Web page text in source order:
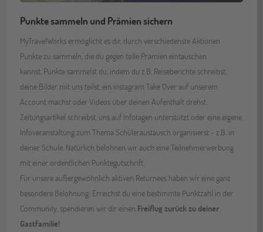
Punkte sammeln und Prämien sichern
MyTravelWorks ermöglicht es dir, durch verschiedenste Aktionen
Punkte zu sammeln, die du gegen tolle Prämien eintauschen
kannst. Punkte sammelst du, indem du z.B. Reiseberichte schreibst,
deine Bilder mit uns teilst, ein Instagram Take Over auf unserem
Account machst oder Videos über deinen Aufenthalt drehst,
Zeitungsartikel schreibst, uns auf Infotagen unterstützt oder eine eigene
Infoveranstaltung zum Thema Schüleraustausch organisierst - z.B. in
deiner Schule. Natürlich belohnen wir auch eine Teilnehmerwerbung
mit einer ordentlichen Punktegutschrift.
Für unsere außergewöhnlich aktiven Returnees haben wir eine ganz
besondere Belohnung: Erreichst du eine bestimmte Punktzahl in der
Community, spendieren wir dir einen Freiflug zurück zu deiner
Gastfamilie!